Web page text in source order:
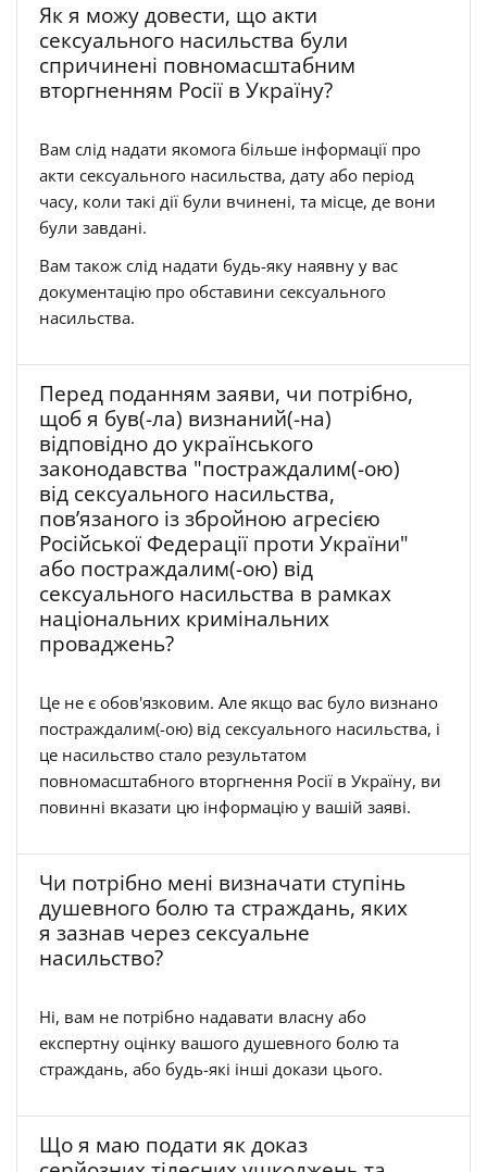
Як я можу довести, що акти
сексуального насильства були
спричинені повномасштабним
вторгненням Росії в Україну?
Вам слід надати якомога більше інформації про
акти сексуального насильства, дату або період
часу, коли такі дії були вчинені, та місце, де вони
були завдані.
Вам також слід надати будь-яку наявну у вас
документацію про обставини сексуального
насильства.
Перед поданням заяви, чи потрібно,
щоб я був(-ла) визнаний(-на)
відповідно до українського
законодавства "постраждалим(-ою)
від сексуального насильства,
пов’язаного із збройною агресією
Російської Федерації проти України"
або постраждалим(-ою) від
сексуального насильства в рамках
національних кримінальних
проваджень?
Це не є обов'язковим. Але якщо вас було визнано
постраждалим(-ою) від сексуального насильства, і
це насильство стало результатом
повномасштабного вторгнення Росії в Україну, ви
повинні вказати цю інформацію у вашій заяві.
Чи потрібно мені визначати ступінь
душевного болю та страждань, яких
я зазнав через сексуальне
насильство?
Ні, вам не потрібно надавати власну або
експертну оцінку вашого душевного болю та
страждань, або будь-які інші докази цього.
Що я маю подати як доказ